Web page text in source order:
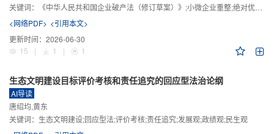
关键词：
《中华人民共和国企业破产法（修订草案）》;小微企业重整;绝对优先原则;股东权益保留;预期可支配收入标准
<网络PDF> <引用本文>
更新时间： 2026-06-30
15
| 1 | 1
生态文明建设目标评价考核和责任追究的回应型法治论纲
AI导读
唐绍均,黄东
关键词： 生态文明建设;回应型法;评价考核;责任追究;发展观;政绩观;民生观